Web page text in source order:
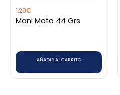
1,20€
Mani Moto 44 Grs
AÑADIR AL CARRITO